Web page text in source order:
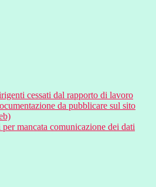
cessati dal rapporto di lavoro
da pubblicare sul sito
per mancata comunicazione dei dati